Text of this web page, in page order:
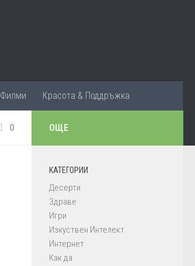
Филми Красота & Поддръжка
0 ОЩЕ
КАТЕГОРИИ
Десерти
Здраве
Игри
Изкуствен Интелект
Интернет
Как да